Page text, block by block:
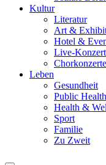
Kultur
Literatur
Art &
Hotel &
Live-
Chorkonzerte
Leben
Gesundheit
Public Health
Health &
Sport
Familie
Zu Zweit